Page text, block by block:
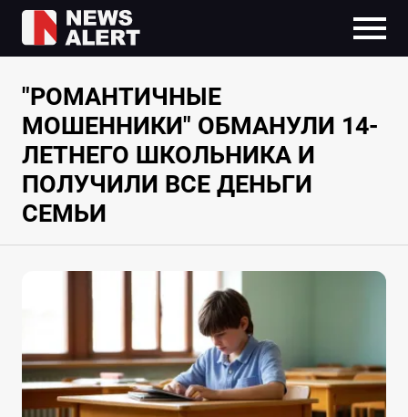
"РОМАНТИЧНЫЕ
МОШЕННИКИ" ОБМАНУЛИ 14-
ЛЕТНЕГО ШКОЛЬНИКА И
ПОЛУЧИЛИ ВСЕ ДЕНЬГИ
СЕМЬИ